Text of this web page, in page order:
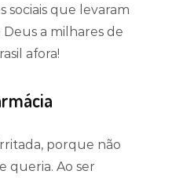
sociais que levaram
a milhares de
afora!
porque não
Ao ser